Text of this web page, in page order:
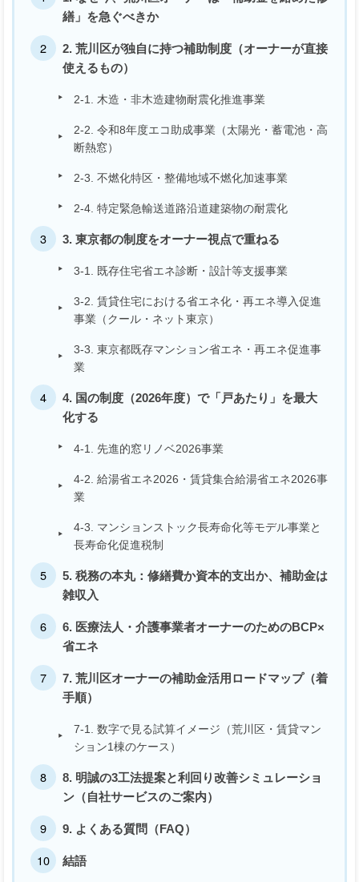
繕」を急ぐべきか
2. 荒川区が独自に持つ補助制度（オーナーが直接
使えるもの）
2-1. 木造・非木造建物耐震化推進事業
2-2. 令和8年度エコ助成事業（太陽光・蓄電池・高
断熱窓）
2-3. 不燃化特区・整備地域不燃化加速事業
2-4. 特定緊急輸送道路沿道建築物の耐震化
3. 東京都の制度をオーナー視点で重ねる
3-1. 既存住宅省エネ診断・設計等支援事業
3-2. 賃貸住宅における省エネ化・再エネ導入促進
事業（クール・ネット東京）
3-3. 東京都既存マンション省エネ・再エネ促進事
業
4. 国の制度（2026年度）で「戸あたり」を最大
化する
4-1. 先進的窓リノベ2026事業
4-2. 給湯省エネ2026・賃貸集合給湯省エネ2026事
業
4-3. マンションストック長寿命化等モデル事業と
長寿命化促進税制
5. 税務の本丸：修繕費か資本的支出か、補助金は
雑収入
6. 医療法人・介護事業者オーナーのためのBCP×
省エネ
7. 荒川区オーナーの補助金活用ロードマップ（着
手順）
7-1. 数字で見る試算イメージ（荒川区・賃貸マン
ション1棟のケース）
8. 明誠の3工法提案と利回り改善シミュレーショ
ン（自社サービスのご案内）
9. よくある質問（FAQ）
結語